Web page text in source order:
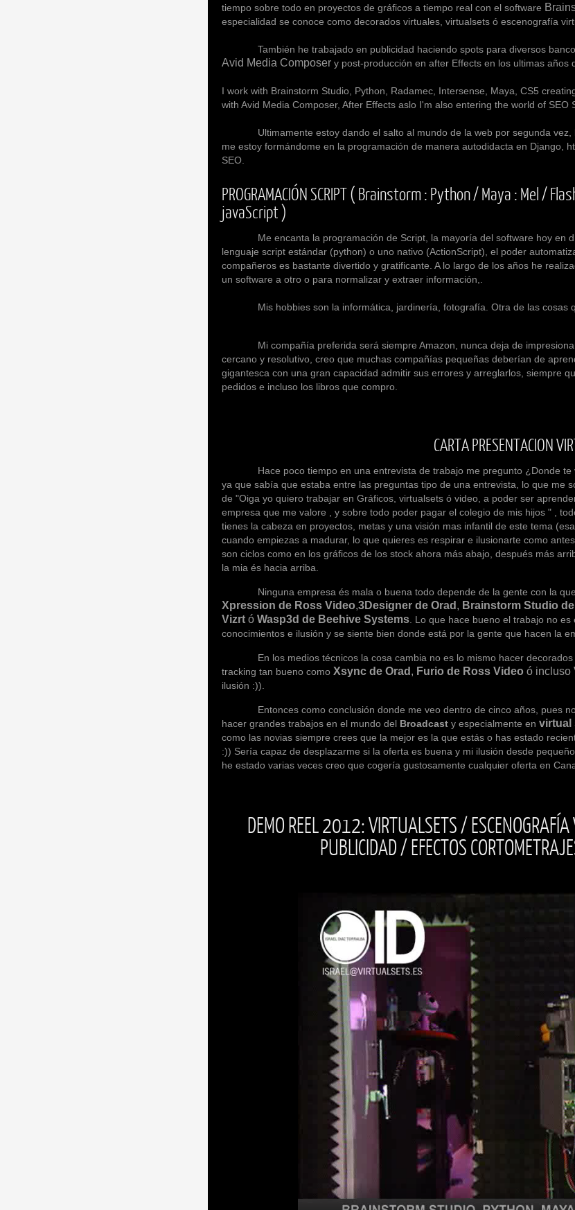
tiempo sobre todo en proyectos de gráficos a tiempo real con el software
especialidad se conoce como decorados virtuales, virtualsets ó escenografía
También he trabajado en publicidad haciendo spots para diversos
Avid Media Composer y post-producción en after Effects en los ultimas años
I work with Brainstorm Studio, Python, Radamec, Intersense, Maya, CS5
with Avid Media Composer, After Effects aslo I'm also entering the world of SEO
Ultimamente estoy dando el salto al mundo de la web por segunda vez,
me estoy formándome en la programación de manera autodidacta en Django,
SEO.
PROGRAMACIÓN SCRIPT ( Brainstorm : Python / Maya : Mel /
javaScript )
Me encanta la programación de Script, la mayoría del software hoy en
lenguaje script estándar (python) o uno nativo (ActionScript), el poder
compañeros es bastante divertido y gratificante. A lo largo de los años he
un software a otro o para normalizar y extraer información,.
Mis hobbies son la informática, jardinería, fotografía. Otra de las cosas
Mi compañía preferida será siempre Amazon, nunca deja de
cercano y resolutivo, creo que muchas compañías pequeñas deberían de
gigantesca con una gran capacidad admitir sus errores y arreglarlos, siempre
pedidos e incluso los libros que compro.
CARTA PRESENTACION
Hace poco tiempo en una entrevista de trabajo me pregunto ¿Donde te
ya que sabía que estaba entre las preguntas tipo de una entrevista, lo que me
de "Oiga yo quiero trabajar en Gráficos, virtualsets ó video, a poder ser
empresa que me valore , y sobre todo poder pagar el colegio de mis hijos " ,
tienes la cabeza en proyectos, metas y una visión mas infantil de este tema
cuando empiezas a madurar, lo que quieres es respirar e ilusionarte como
son ciclos como en los gráficos de los stock ahora más abajo, después más
la mia és hacia arriba.
Ninguna empresa és mala o buena todo depende de la gente con la que
Xpression de Ross Video,3Designer de Orad , Brainstorm Studio
Vizrt ó Wasp3d de Beehive Systems . Lo que hace bueno el trabajo no
conocimientos e ilusión y se siente bien donde está por la gente que hacen la
En los medios técnicos la cosa cambia no es lo mismo hacer decorados
tracking tan bueno como Xsync de Orad , Furio de Ross Video ó incluso
ilusión :)).
Entonces como conclusión donde me veo dentro de cinco años, pues no
hacer grandes trabajos en el mundo del Broadcast y especialmente en virtual
como las novias siempre crees que la mejor es la que estás o has estado
:)) Sería capaz de desplazarme si la oferta es buena y mi ilusión desde
he estado varias veces creo que cogería gustosamente cualquier oferta en
DEMO REEL 2012: VIRTUALSETS /
PUBLICIDAD / EFECTOS